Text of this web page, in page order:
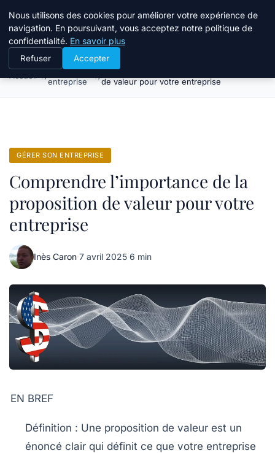
Bible Telemarketing
Gérer son
entreprise
Comprendre l’importance de la proposition
de valeur pour votre entreprise
GÉRER SON ENTREPRISE
Comprendre l’importance de la
proposition de valeur pour votre
entreprise
Inès Caron·7 avril 2025·6 min
EN BREF
Définition : Une proposition de valeur est un
énoncé clair qui définit ce que votre entreprise
Nous utilisons des cookies pour améliorer votre expérience de
navigation. En poursuivant, vous acceptez notre politique de
confidentialité. En savoir plus
Refuser Accepter